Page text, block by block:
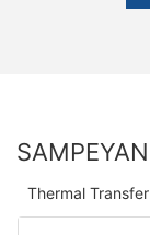
Thermal